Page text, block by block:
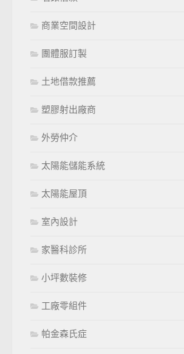
商業空間設計
團體服訂製
土地借款推薦
塑膠射出廠商
外勞仲介
太陽能儲能系統
太陽能屋頂
室內設計
家醫科診所
小坪數裝修
工廠零組件
帕金森氏症